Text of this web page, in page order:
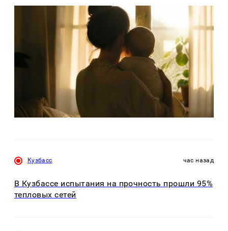
Кузбасс час назад
В Кузбассе испытания на прочность прошли 95%
тепловых сетей